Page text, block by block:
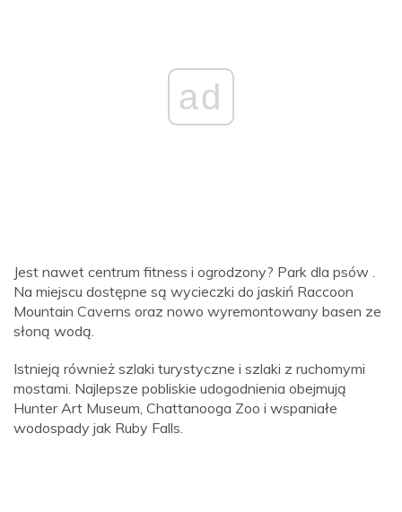
ad
Jest nawet centrum fitness i ogrodzony? Park dla psów .
Na miejscu dostępne są wycieczki do jaskiń Raccoon
Mountain Caverns oraz nowo wyremontowany basen ze
słoną wodą.
Istnieją również szlaki turystyczne i szlaki z ruchomymi
mostami. Najlepsze pobliskie udogodnienia obejmują
Hunter Art Museum, Chattanooga Zoo i wspaniałe
wodospady jak Ruby Falls.